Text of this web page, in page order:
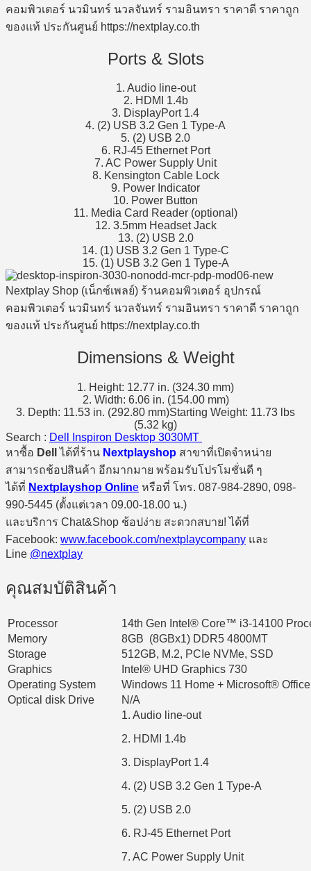
Ports & Slots
1. Audio line-out
2. HDMI 1.4b
3. DisplayPort 1.4
4. (2) USB 3.2 Gen 1 Type-A
5. (2) USB 2.0
6. RJ-45 Ethernet Port
7. AC Power Supply Unit
8. Kensington Cable Lock
9. Power Indicator
10. Power Button
11. Media Card Reader (optional)
12. 3.5mm Headset Jack
13. (2) USB 2.0
14. (1) USB 3.2 Gen 1 Type-C
15. (1) USB 3.2 Gen 1 Type-A
Dimensions & Weight
1. Height: 12.77 in. (324.30 mm)
2. Width: 6.06 in. (154.00 mm)
3. Depth: 11.53 in. (292.80 mm)Starting Weight: 11.73 lbs
(5.32 kg)
Search : Dell Inspiron Desktop 3030MT
หาซื้อ Dell ได้ที่ร้าน Nextplayshop สาขาที่เปิดจำหน่าย
สามารถช้อปสินค้า อีกมากมาย พร้อมรับโปรโมชั่นดี ๆ
ได้ที่ Nextplayshop Online หรือที่ โทร. 087-984-2890, 098-
990-5445 (ตั้งแต่เวลา 09.00-18.00 น.)
และบริการ Chat&Shop ช้อปง่าย สะดวกสบาย! ได้ที่
Facebook: www.facebook.com/nextplaycompany และ
Line @nextplay
คุณสมบัติสินค้า
Processor
14th Gen Intel® Core™ i3-14100
Memory
8GB (8GBx1) DDR5 4800MT
Storage
512GB, M.2, PCIe NVMe, SSD
Graphics
Intel® UHD Graphics 730
Operating System
Windows 11 Home + Microsoft®
Optical disk Drive
N/A
1. Audio line-out
2. HDMI 1.4b
3. DisplayPort 1.4
4. (2) USB 3.2 Gen 1 Type-A
5. (2) USB 2.0
6. RJ-45 Ethernet Port
7. AC Power Supply Unit